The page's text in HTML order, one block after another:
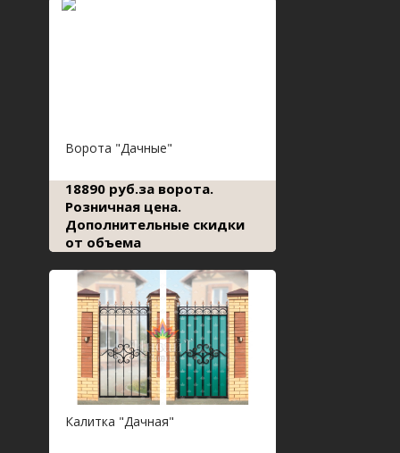
Ворота "Дачные"
18890 руб.за ворота.
Розничная цена.
Дополнительные скидки
от объема
Калитка "Дачная"